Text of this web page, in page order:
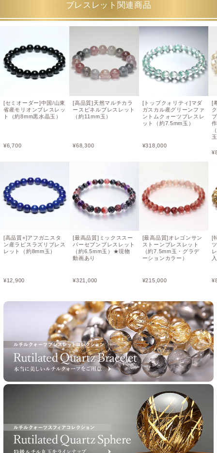
ブレスレット関連商品
[セミオーダー]中国/山東
省産モリオンブレスレッ
ト（約8mm黒水晶玉）
¥6,700
[高品質+]アフガニスタ
ン産ラピスラズリブレス
レット（約8mm玉）
¥12,900
[高品質]天然マルチカラ
ースピネルブレスレット
（約11mm玉）
¥68,300
[最高品質]ミックススー
パーセブンブレスレット
（約6.5mm玉）★現物
動画あり
¥321,000
[トップクォリティ]マダ
ガスカル産グリーンファ
ントムクォーツブレスレ
ット（約7.5mm玉）
¥318,000
[最高品質]オレゴンサン
ストーンブレスレット
（約7.5mm玉・グラデ
ーションカラー）
¥215,000
[
¥
[
¥